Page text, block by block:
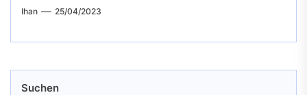
Ihan 25/04/2023
Suchen